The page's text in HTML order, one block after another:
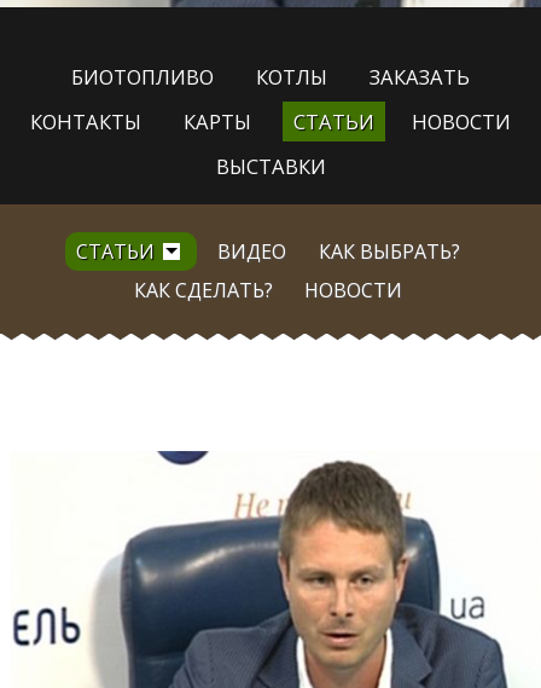
БИОТОПЛИВО КОТЛЫ
ЗАКАЗАТЬ
КОНТАКТЫ
КАРТЫ СТАТЬИ
НОВОСТИ
ВЫСТАВКИ
СТАТЬИ ВИДЕО
КАК ВЫБРАТЬ?
КАК СДЕЛАТЬ?
НОВОСТИ